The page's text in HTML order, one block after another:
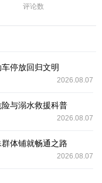
评论数
停放回归文明
2026.08.07
与溺水救援科普
2026.08.07
体铺就畅通之路
2026.08.07